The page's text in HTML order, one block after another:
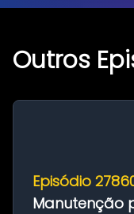
Outros
Episódio
Manutenção